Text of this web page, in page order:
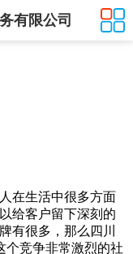
有限公司
人在生活中很多方面
以给客户留下深刻的
很多，那么四川
竞争非常激烈的社